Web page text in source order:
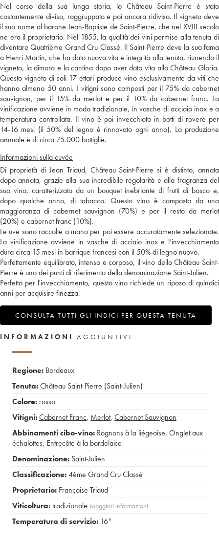
Nel corso della sua lunga storia, lo Château Saint-Pierre è stato
costantemente diviso, raggruppato e poi ancora ridiviso. Il vigneto deve
il suo nome al barone Jean-Baptiste de Saint-Pierre, che nel XVIII secolo
ne era il proprietario. Nel 1855, la qualità dei vini permise alla tenuta di
diventare Quatrième Grand Cru Classé. Il Saint-Pierre deve la sua fama
a Henri Martin, che ha dato nuova vita e integrità alla tenuta, riunendo il
vigneto, la dimora e la cantina dopo aver dato vita allo Château Gloria.
Questo vigneto di soli 17 ettari produce vino esclusivamente da viti che
hanno almeno 50 anni. I vitigni sono composti per il 75% da cabernet
sauvignon, per il 15% da merlot e per il 10% da cabernet franc. La
vinificazione avviene in modo tradizionale, in vasche di acciaio inox e a
temperatura controllata. Il vino è poi invecchiato in botti di rovere per
14-16 mesi (il 50% del legno è rinnovato ogni anno). La produzione
annuale è di circa 75.000 bottiglie.
Informazioni sulla cuvée
Di proprietà di Jean Triaud, Château Saint-Pierre si è distinto, annata
dopo annata, grazie alla sua incredibile regolarità e alla fragranza del
suo vino, caratterizzato da un bouquet inebriante di frutti di bosco e,
dopo qualche anno, di tabacco. Questo vino è composto da una
maggioranza di cabernet sauvignon (70%) e per il resto da merlot
(20%) e cabernet franc (10%).
Le uve sono raccolte a mano per poi essere accuratamente selezionate.
La vinificazione avviene in vasche di acciaio inox e l’invecchiamento
dura circa 15 mesi in barrique francesi con il 50% di legno nuovo.
Perfettamente equilibrato, intenso e corposo, il vino dello Château Saint-
Pierre è uno dei punti di riferimento della denominazione Saint-Julien.
Perfetto per l'invecchiamento, questo vino richiede un riposo di quindici
anni per acquisire finezza.
CONSULTA TUTTI GLI INDICI PER QUESTA TENUTA
INFORMAZIONI AGGIUNTIVE
Regione: Bordeaux
Tenuta:Château Saint-Pierre (Saint-Julien)
Colore: rosso
Vitigni:Cabernet Franc, Merlot, Cabernet Sauvignon
Abbinamenti cibo-vino: Rognons à la liégeoise, Onglet aux
échalottes, Entrecôte à la bordelaise
Denominazione: Saint-Julien
Classificazione:4ème Grand Cru Classé
Proprietario: Françoise Triaud
Viticoltura:tradizionale Maggiori informazioni…
Temperatura di servizio: 16°